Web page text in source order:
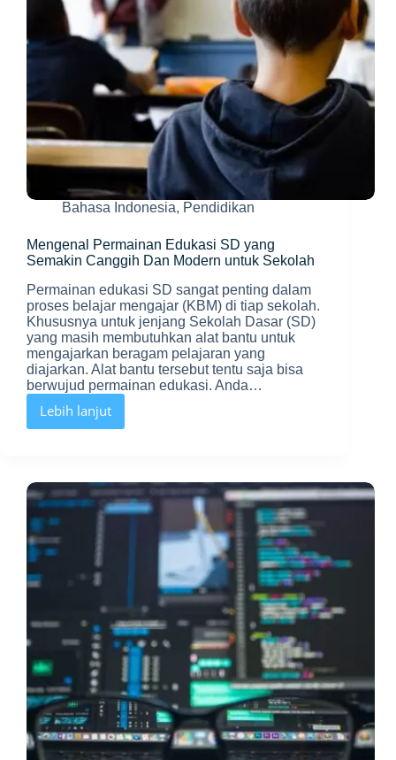
Bahasa Indonesia, Pendidikan
Mengenal Permainan Edukasi SD yang
Semakin Canggih Dan Modern untuk Sekolah
Permainan edukasi SD sangat penting dalam
proses belajar mengajar (KBM) di tiap sekolah.
Khususnya untuk jenjang Sekolah Dasar (SD)
yang masih membutuhkan alat bantu untuk
mengajarkan beragam pelajaran yang
diajarkan. Alat bantu tersebut tentu saja bisa
berwujud permainan edukasi. Anda…
Lebih lanjut
Mengenal
Permainan
Semakin
Canggih
untuk
Sekolah